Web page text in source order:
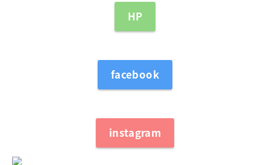
HP
facebook
instagram